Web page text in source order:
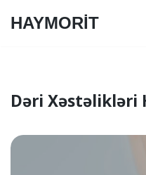
HAYMORİT
Dəri Xəstəlikləri